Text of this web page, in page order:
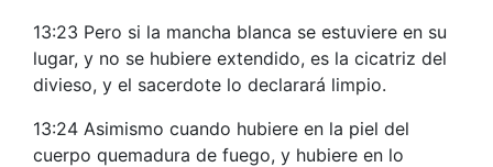
13:23 Pero si la mancha blanca se estuviere en su
lugar, y no se hubiere extendido, es la cicatriz del
divieso, y el sacerdote lo declarará limpio.
13:24 Asimismo cuando hubiere en la piel del
cuerpo quemadura de fuego, y hubiere en lo